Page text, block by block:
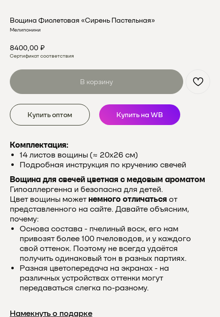
Вощина Фиолетовая «Сирень Пастельная»
Мелипонини
8400,00 ₽
Сертификат соответствия
В корзину
Купить оптом Купить на WB
Комплектация:
14 листов вощины (≈ 20х26 см)
Подробная инструкция по кручению свечей
Вощина для свечей цветная с медовым ароматом
Гипоаллергенна и безопасна для детей.
Цвет вощины можетнемного отличаться от
представленного на сайте. Давайте объясним,
почему:
Основа состава - пчелиный воск, его нам
привозят более 100 пчеловодов, и у каждого
свой оттенок. Поэтому не всегда удаётся
получить одинаковый тон в разных партиях.
Разная цветопередача на экранах - на
различных устройствах оттенки могут
передаваться слегка по-разному.
Намекнуть о подарке